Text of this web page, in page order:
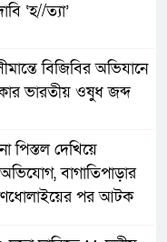
‘হ//ত্যা’
বিজিবির অভিযানে
ভারতীয় ওষুধ জব্দ
পিস্তল দেখিয়ে
বাগাতিপাড়ার
পর আটক